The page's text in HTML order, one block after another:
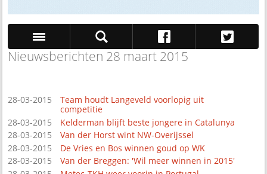
Nieuwsberichten 28 maart 2015
28-03-2015
Team houdt Langeveld voorlopig uit
competitie
28-03-2015
Kelderman blijft beste jongere in Catalunya
28-03-2015
Van der Horst wint NW-Overijssel
28-03-2015
De Vries en Bos winnen goud op WK
28-03-2015
Van der Breggen: 'Wil meer winnen in 2015'